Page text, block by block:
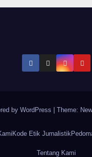
by WordPress | Theme:
Kode Etik Jurnalistik
Tentang Kami